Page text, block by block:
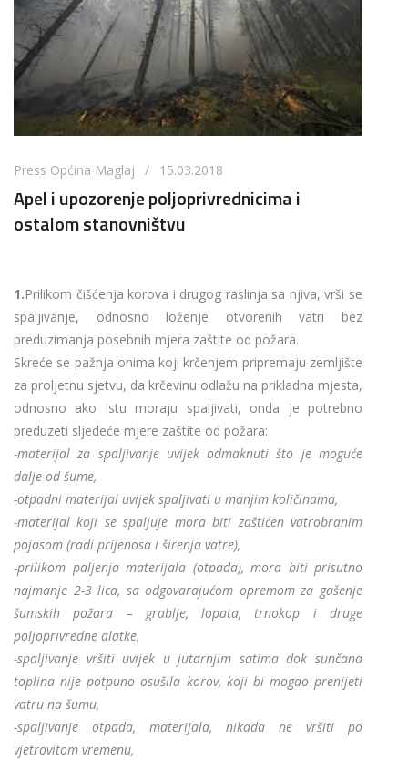
Press Općina Maglaj / 15.03.2018
Apel i upozorenje poljoprivrednicima i
ostalom stanovništvu
1.Prilikom čišćenja korova i drugog raslinja sa njiva, vrši se
spaljivanje, odnosno loženje otvorenih vatri bez
preduzimanja posebnih mjera zaštite od požara.
Skreće se pažnja onima koji krčenjem pripremaju zemljište
za proljetnu sjetvu, da krčevinu odlažu na prikladna mjesta,
odnosno ako istu moraju spaljivati, onda je potrebno
preduzeti sljedeće mjere zaštite od požara:
-materijal za spaljivanje uvijek odmaknuti što je moguće
dalje od šume,
-otpadni materijal uvijek spaljivati u manjim količinama,
-materijal koji se spaljuje mora biti zaštićen vatrobranim
pojasom (radi prijenosa i širenja vatre),
-prilikom paljenja materijala (otpada), mora biti prisutno
najmanje 2-3 lica, sa odgovarajućom opremom za gašenje
šumskih požara – grablje, lopata, trnokop i druge
poljoprivredne alatke,
-spaljivanje vršiti uvijek u jutarnjim satima dok sunčana
toplina nije potpuno osušila korov, koji bi mogao prenijeti
vatru na šumu,
-spaljivanje otpada, materijala, nikada ne vršiti po
vjetrovitom vremenu,